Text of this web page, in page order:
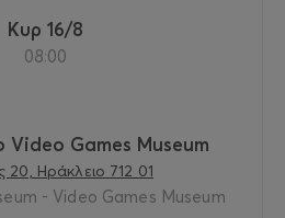
Κυρ 16/8
08:00
Video Games Museum
20, Ηράκλειο 712 01
- Video Games Museum